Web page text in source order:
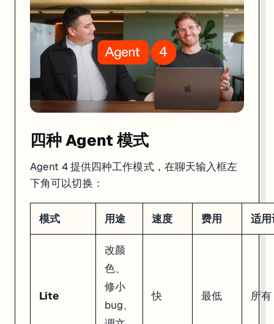
赶时间的关键任务 Power 的 2 倍 Power 的 6 倍
我的建议：日常用 Economy 就够了，遇到搞不定的复杂逻辑再切
Power 模式底层跑的是 Anthropic 的 Claude Opus 4.7 模型。
Design Canvas：无限画布
Agent 4 用 Design Canvas取代了之前的 Design Mode。简单说就是
1. 画草图/贴截图 → Agent 理解你的设计意图
3. 选中一个 → 直接调颜色、字体、间距
4. "Apply to app" → Agent 把设计变成真正的代码
你甚至可以截图别人的网站贴到 Canvas 上，跟 Agent 说"照这个风格
Canvas 支持的内容类型不只是网页——Web 应用、移动端应用、幻灯
Plan Mode：只聊天不写代码
Plan选项。选了它之后，Agent 只跟你讨论
适合在动手之前先规划架构。讨论满意了，点 "Start Building" 一键进入
四种 Agent 模式
Agent 4 提供四种工作模式，在聊天输入框左
下角可以切换：
模式 用途 速度 费用 适
Lite
改颜
色、
修小
bug、
快 最低 所有